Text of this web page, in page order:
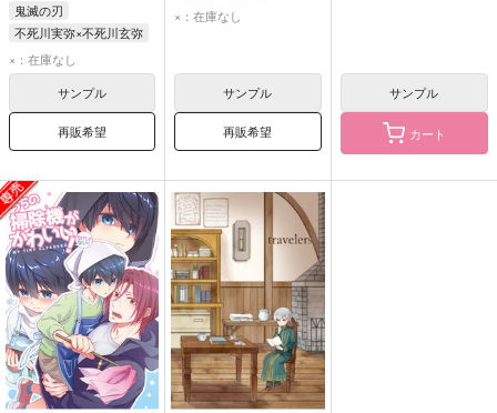
鬼滅の刃
不死川実弥×不死川玄弥
不死川実弥
不死川玄弥
×：在庫なし
サンプル
再販希望
×：在庫なし
サンプル
再販希望
サンプル
カート